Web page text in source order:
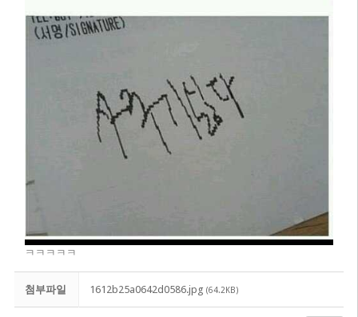
ㅋㅋㅋㅋㅋ
첨부파일 1612b25a0642d0586.jpg (64.2KB)